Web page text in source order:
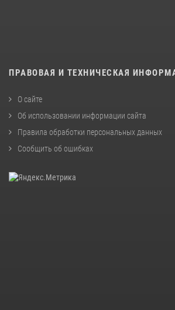
ПРАВОВАЯ И ТЕХНИЧЕСКАЯ
О сайте
Об использовании информации сайта
Правила обработки персональных данных
Сообщить об ошибках